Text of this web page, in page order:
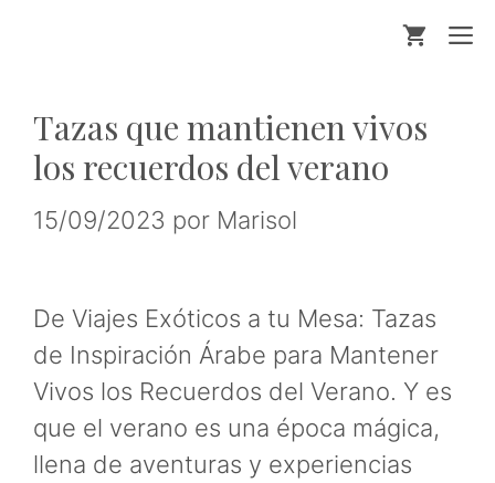
Tazas que mantienen vivos
los recuerdos del verano
15/09/2023 por Marisol
De Viajes Exóticos a tu Mesa: Tazas
de Inspiración Árabe para Mantener
Vivos los Recuerdos del Verano. Y es
que el verano es una época mágica,
llena de aventuras y experiencias